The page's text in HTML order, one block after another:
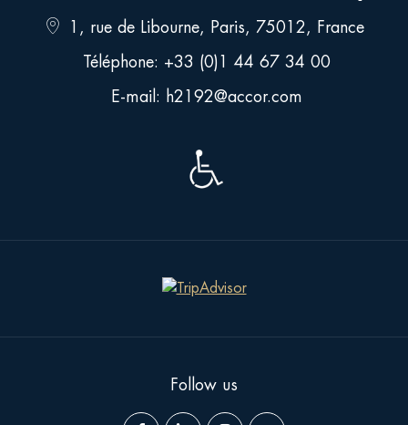
Location
address
1, rue de Libourne, Paris, 75012, France
Call
Téléphone: +33 (0)1 44 67 34 00
Send
E-mail: h2192@accor.com
Follow us